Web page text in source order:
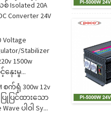
Isolated 20A
Converter 24V
Voltage
Stabilizer
1500w
နှေးမှု...
စက်ရုံ 300w 12v
ပြုပြင်ထားသော
Wave ပါဝါ Sy...